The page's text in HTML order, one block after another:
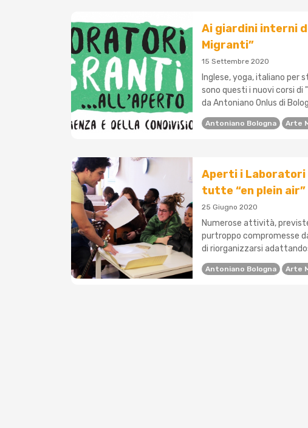
Ai giardini interni
Migranti”
15 Settembre 2020
Inglese, yoga, italiano per
sono questi i nuovi corsi
da Antoniano Onlus di
Antoniano Bologna Arte
Aperti i
tutte “en plein air”
25 Giugno 2020
Numerose attività,
purtroppo compromesse
di riorganizzarsi
Antoniano Bologna Arte